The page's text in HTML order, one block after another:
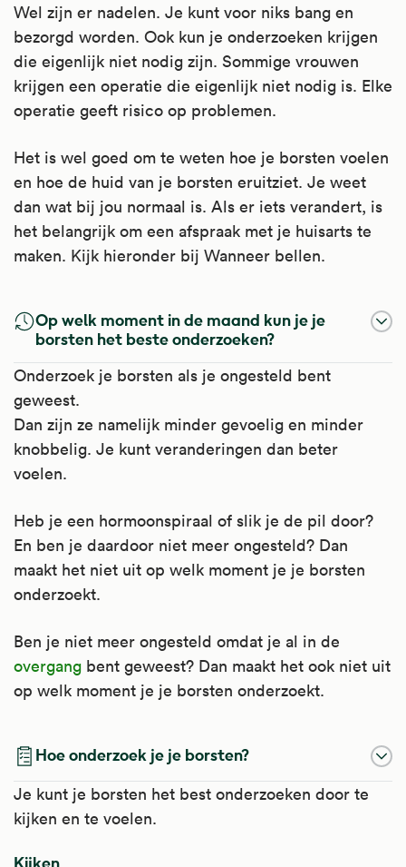
Wel zijn er nadelen. Je kunt voor niks bang en
bezorgd worden. Ook kun je onderzoeken krijgen
die eigenlijk niet nodig zijn. Sommige vrouwen
krijgen een operatie die eigenlijk niet nodig is. Elke
operatie geeft risico op problemen.
Het is wel goed om te weten hoe je borsten voelen
en hoe de huid van je borsten eruitziet. Je weet
dan wat bij jou normaal is. Als er iets verandert, is
het belangrijk om een afspraak met je huisarts te
maken. Kijk hieronder bij Wanneer bellen.
Op welk moment in de maand kun je je
borsten het beste onderzoeken?
Onderzoek je borsten als je ongesteld bent
geweest.
Dan zijn ze namelijk minder gevoelig en minder
knobbelig. Je kunt veranderingen dan beter
voelen.
Heb je een hormoonspiraal of slik je de pil door?
En ben je daardoor niet meer ongesteld? Dan
maakt het niet uit op welk moment je je borsten
onderzoekt.
Ben je niet meer ongesteld omdat je al in de
overgang bent geweest? Dan maakt het ook niet uit
op welk moment je je borsten onderzoekt.
Hoe onderzoek je je borsten?
Je kunt je borsten het best onderzoeken door te
kijken en te voelen.
Kijken